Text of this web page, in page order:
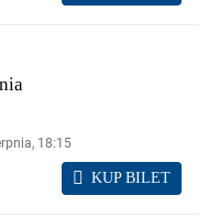
18:15
KUP BILET